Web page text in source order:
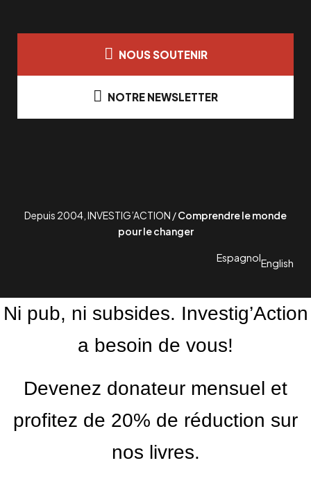
NOUS SOUTENIR
NOTRE NEWSLETTER
Depuis 2004, INVESTIG’ACTION /Comprendre le monde
pour le changer
EspagnolEnglish
Ni pub, ni subsides. Investig’Action
a besoin de vous!
Devenez donateur mensuel et
profitez de 20% de réduction sur
nos livres.